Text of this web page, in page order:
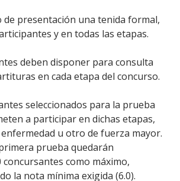
de presentación una tenida formal,
y en todas las etapas.
deben disponer para consulta
en cada etapa del concurso.
seleccionados para la prueba
a participar en dichas etapas,
u otro de fuerza mayor.
prueba quedarán
concursantes como máximo,
la nota mínima exigida (6.0).